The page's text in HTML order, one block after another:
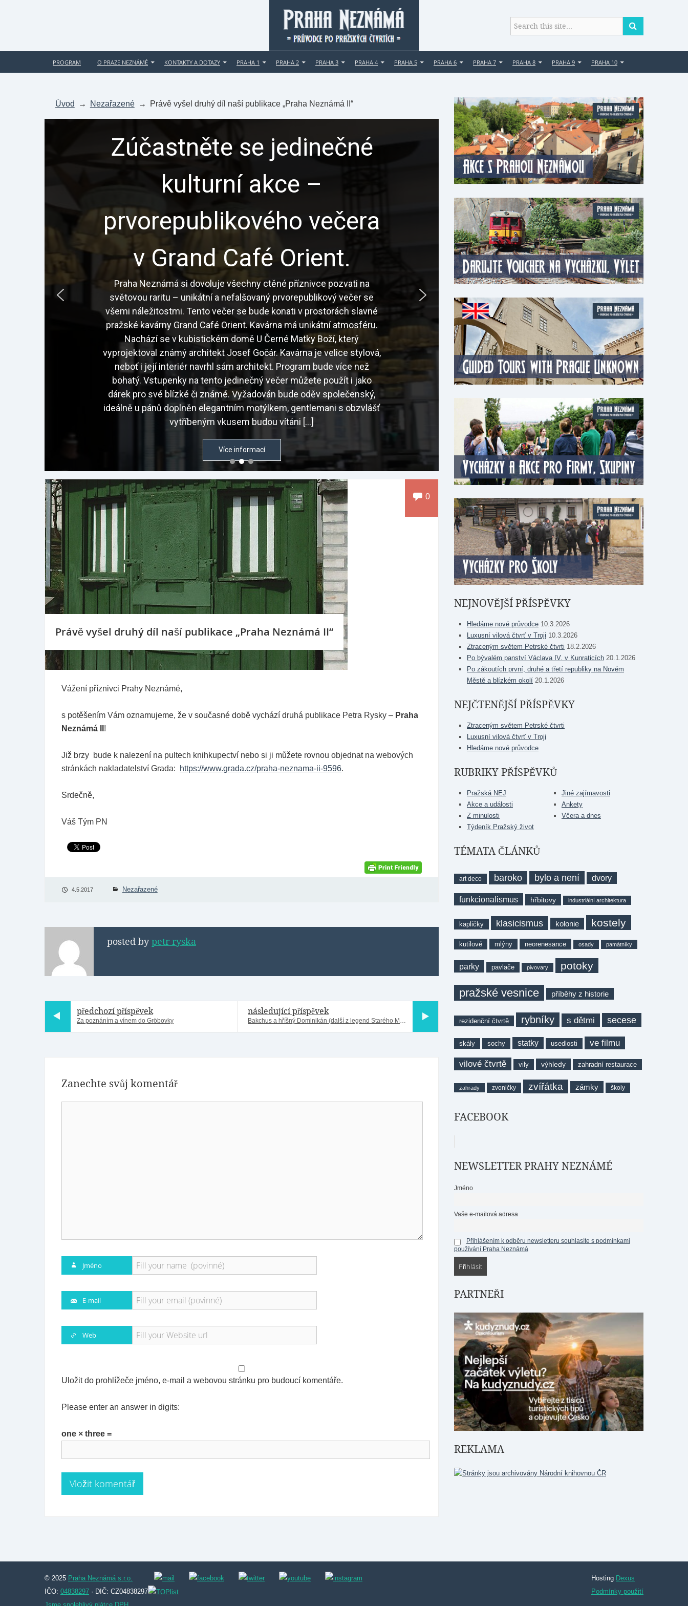
PROGRAM O PRAZE NEZNÁMÉ KONTAKTY A DOTAZY PRAHA 1 PRAHA 2 PRAHA 3 PRAHA 4 PRAHA 5 PRAHA 6 PRAHA 7 PRAHA 8 PRAHA 9 PRAHA 10
Úvod → Nezařazené → Právě vyšel druhý díl naší publikace „Praha Neznámá II“
Zúčastněte se jedinečné
kulturní akce –
prvorepublikového večera
v Grand Café Orient.
Praha Neznámá si dovoluje všechny ctěné příznivce pozvati na
světovou raritu – unikátní a nefalšovaný prvorepublikový večer se
všemi náležitostmi. Tento večer se bude konati v prostorách slavné
pražské kavárny Grand Café Orient. Kavárna má unikátní atmosféru.
Nachází se v kubistickém domě U Černé Matky Boží, který
vyprojektoval známý architekt Josef Gočár. Kavárna je velice stylová,
neboť i její interiér navrhl sám architekt. Program bude více než
bohatý. Vstupenky na tento jedinečný večer můžete použít i jako
dárek pro své blízké či známé. Vyžadován bude oděv společenský,
ideálně u pánů doplněn elegantním motýlkem, gentlemani s obzvlášť
vytříbeným vkusem budou vítáni […]
Více informací
Právě vyšel druhý díl naší publikace „Praha Neznámá II“
0
Vážení příznivci Prahy Neznámé,
s potěšením Vám oznamujeme, že v současné době vychází druhá publikace Petra Rysky – Praha
Neznámá II !
Již brzy bude k nalezení na pultech knihkupectví nebo si ji můžete rovnou objednat na webových
stránkách nakladatelství Grada:
https://www.grada.cz/praha-neznama-ii-9596.
Srdečně,
Váš Tým PN
4.5.2017 Nezařazené
posted bypetr ryska
předchozí příspěvek
Za poznáním a vínem do Gröbovky
následující příspěvek
Bakchus a hříšný Dominikán (další z legend Starého Města) – NOVÁ VYCHÁZKA
Zanechte svůj komentář
Jméno
E-mail
Web
Uložit do prohlížeče jméno, e-mail a webovou stránku pro budoucí komentáře.
Please enter an answer in digits:
one × three =
NEJNOVĚJŠÍ PŘÍSPĚVKY
Hledáme nové průvodce 10.3.2026
Luxusní vilová čtvrť v Troji 10.3.2026
Ztraceným světem Petrské čtvrti 18.2.2026
Po bývalém panství Václava IV. v Kunraticích 20.1.2026
Po zákoutích první, druhé a třetí republiky na Novém
Městě a blízkém okolí 20.1.2026
NEJČTENĚJŠÍ PŘÍSPĚVKY
Ztraceným světem Petrské čtvrti
Luxusní vilová čtvrť v Troji
Hledáme nové průvodce
RUBRIKY PŘÍSPĚVKŮ
Pražská NEJ
Akce a události
Z minulosti
Týdeník Pražský život
Jiné zajímavosti
Ankety
Včera a dnes
TÉMATA ČLÁNKŮ
art deco baroko bylo a není dvory
funkcionalismus hřbitovy industriální architektura
kapličky klasicismus kolonie kostely
kutilové mlýny neorenesance osady památníky
parky pavlače pivovary potoky
pražské vesnice příběhy z historie
rezidenční čtvrtě rybníky s dětmi secese
skály sochy statky usedlosti ve filmu
vilové čtvrtě vily výhledy zahradní restaurace
zahrady zvoničky zvířátka zámky školy
FACEBOOK
NEWSLETTER PRAHY NEZNÁMÉ
Jméno
Vaše e-mailová adresa
Přihlášením k odběru newsletteru souhlasíte s podmínkami
používání Praha Neznámá
PARTNEŘI
REKLAMA
© 2025 Praha Neznámá s.r.o.
IČO: 04838297 · DIČ: CZ04838297
Jsme spolehlivý plátce DPH
Hosting Dexus
Podmínky použití